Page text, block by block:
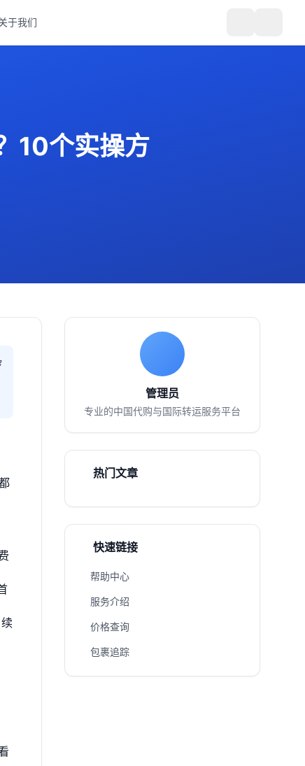
于我们
10个实操方
管理员
专业的中国代购与国际转运服务平台
热门文章
快速链接
帮助中心
服务介绍
价格查询
包裹追踪